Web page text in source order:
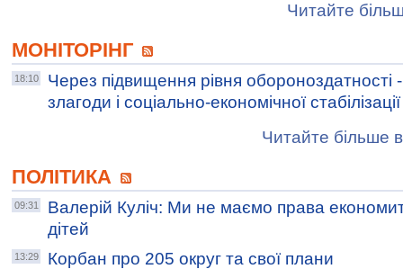
Читайте
МОНІТОРІНГ
18:10
Через підвищення рівня обороноздатності -
злагоди і соціально-економічної стабілізації
Читайте більше
ПОЛІТИКА
09:31
Валерій Куліч: Ми не маємо права
дітей
13:29 Корбан про 205 округ та свої плани